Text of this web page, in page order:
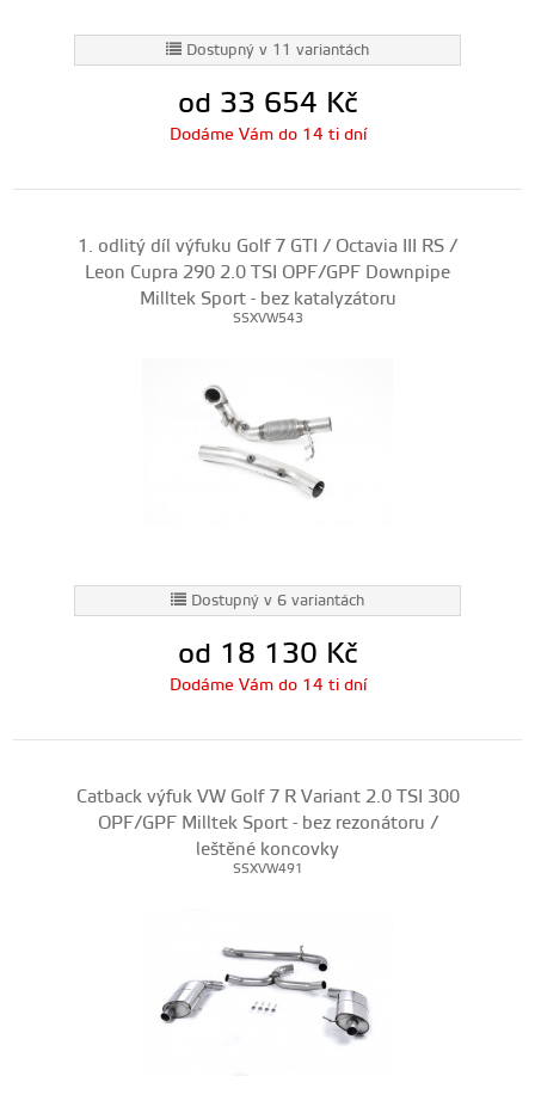
Dostupný v 11 variantách
od 33 654 Kč
Dodáme Vám do 14 ti dní
1. odlitý díl výfuku Golf 7 GTI / Octavia III RS /
Leon Cupra 290 2.0 TSI OPF/GPF Downpipe
Milltek Sport - bez katalyzátoru
SSXVW543
Dostupný v 6 variantách
od 18 130 Kč
Dodáme Vám do 14 ti dní
Catback výfuk VW Golf 7 R Variant 2.0 TSI 300
OPF/GPF Milltek Sport - bez rezonátoru /
leštěné koncovky
SSXVW491